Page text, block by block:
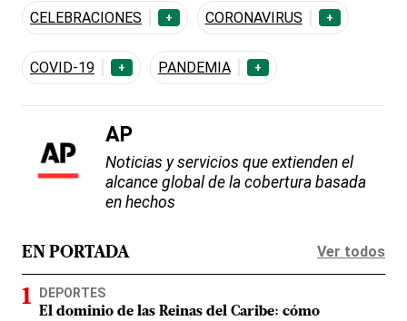
CELEBRACIONES
+ CORONAVIRUS +
COVID-19 + PANDEMIA +
AP
Noticias y servicios que extienden el
alcance global de la cobertura basada
en hechos
EN PORTADA Ver todos
DEPORTES
El dominio de las Reinas del Caribe: cómo